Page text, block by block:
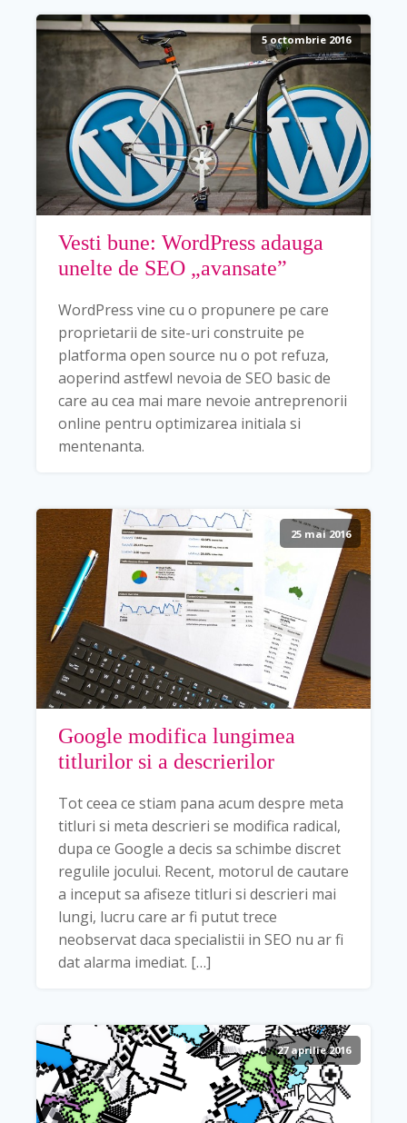
5 octombrie 2016
Vesti bune: WordPress adauga
unelte de SEO „avansate”
WordPress vine cu o propunere pe care
proprietarii de site-uri construite pe
platforma open source nu o pot refuza,
aoperind astfewl nevoia de SEO basic de
care au cea mai mare nevoie antreprenorii
online pentru optimizarea initiala si
mentenanta.
25 mai 2016
Google modifica lungimea
titlurilor si a descrierilor
Tot ceea ce stiam pana acum despre meta
titluri si meta descrieri se modifica radical,
dupa ce Google a decis sa schimbe discret
regulile jocului. Recent, motorul de cautare
a inceput sa afiseze titluri si descrieri mai
lungi, lucru care ar fi putut trece
neobservat daca specialistii in SEO nu ar fi
dat alarma imediat. […]
27 aprilie 2016